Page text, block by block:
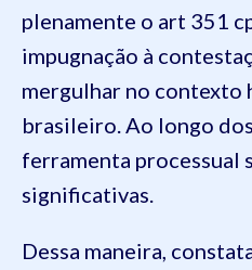
plenamente o art 351
impugnação à
mergulhar no
brasileiro. Ao longo
ferramenta processual
significativas.
Dessa maneira,